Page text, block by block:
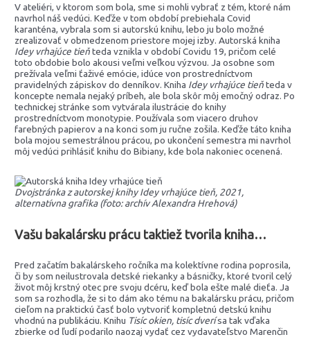
V ateliéri, v ktorom som bola, sme si mohli vybrať z tém, ktoré nám
navrhol náš vedúci. Keďže v tom období prebiehala Covid
karanténa, vybrala som si autorskú knihu, lebo ju bolo možné
zrealizovať v obmedzenom priestore mojej izby. Autorská kniha
Idey vrhajúce tieňteda vznikla v období Covidu 19, pričom celé
toto obdobie bolo akousi veľmi veľkou výzvou. Ja osobne som
prežívala veľmi ťaživé emócie, idúce von prostredníctvom
pravidelných zápiskov do denníkov. Kniha Idey vrhajúce tieňteda v
koncepte nemala nejaký príbeh, ale bola skôr môj emočný odraz. Po
technickej stránke som vytvárala ilustrácie do knihy
prostredníctvom monotypie. Používala som viacero druhov
farebných papierov a na konci som ju ručne zošila. Keďže táto kniha
bola mojou semestrálnou prácou, po ukončení semestra mi navrhol
môj vedúci prihlásiť knihu do Bibiany, kde bola nakoniec ocenená.
Dvojstránka z autorskej knihy Idey vrhajúce tieň, 2021,
alternatívna grafika (foto: archív Alexandra Hrehová)
Vašu bakalársku prácu taktiež tvorila kniha…
Pred začatím bakalárskeho ročníka ma kolektívne rodina poprosila,
či by som neilustrovala detské riekanky a básničky, ktoré tvoril celý
život môj krstný otec pre svoju dcéru, keď bola ešte malé dieťa. Ja
som sa rozhodla, že si to dám ako tému na bakalársku prácu, pričom
cieľom na praktickú časť bolo vytvoriť kompletnú detskú knihu
vhodnú na publikáciu. Knihu Tisíc okien, tisíc dverísa tak vďaka
zbierke od ľudí podarilo naozaj vydať cez vydavateľstvo Marenčin